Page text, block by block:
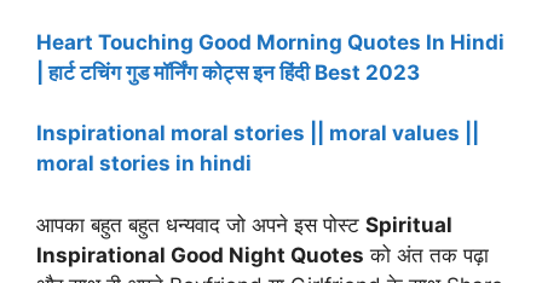
Heart Touching Good Morning Quotes In Hindi
| हार्ट टचिंग गुड मॉर्निंग कोट्स इन हिंदी Best 2023
Inspirational moral stories || moral values ||
moral stories in hindi
आपका बहुत बहुत धन्यवाद जो अपने इस पोस्ट Spiritual
Inspirational Good Night Quotes को अंत तक पढ़ा